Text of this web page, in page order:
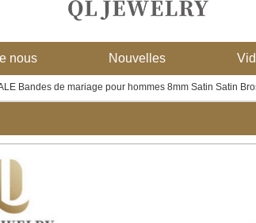
nous Nouvelles
Bandes de mariage pour hommes 8mm Satin Satin